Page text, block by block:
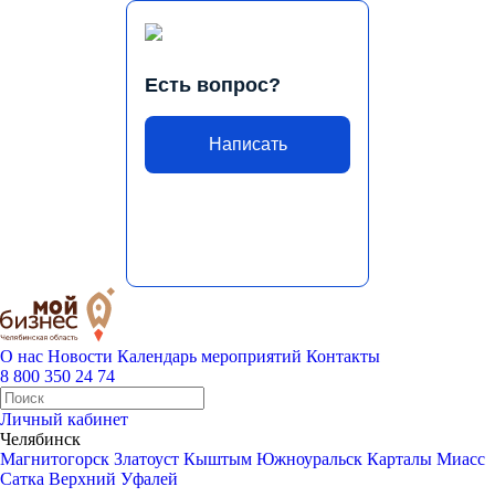
Есть вопрос?
Написать
О нас Новости Календарь мероприятий Контакты
8 800 350 24 74
Личный кабинет
Челябинск
Магнитогорск Златоуст Кыштым Южноуральск Карталы Миасс
Сатка Верхний Уфалей